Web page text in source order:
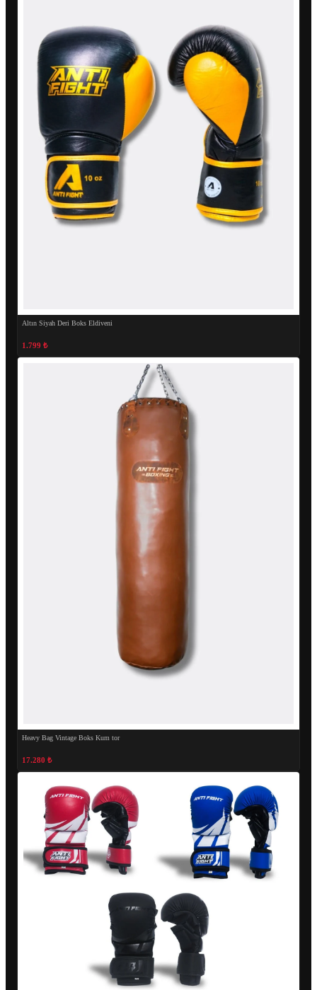
Altın Siyah Deri Boks Eldiveni
1.799 ₺
Heavy Bag Vintage Boks Kum tor
17.280 ₺